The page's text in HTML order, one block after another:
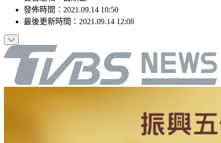
發佈時間： 2021.09.14 10:50
最後更新時間： 2021.09.14 12:08